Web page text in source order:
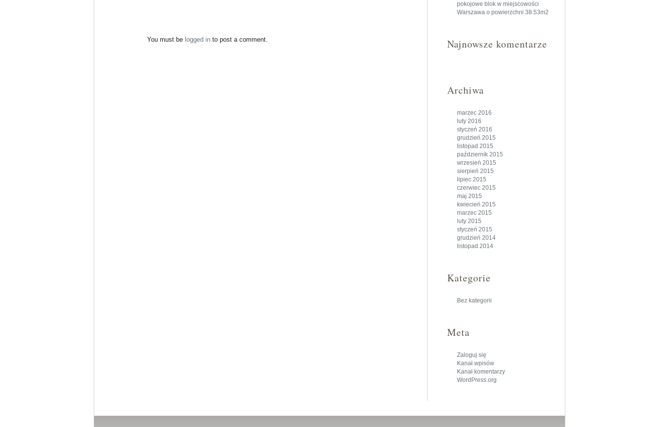
pokojowe blok w miejscowości
Warszawa o powierzchni 38.53m2
Najnowsze komentarze
Archiwa
marzec 2016
luty 2016
styczeń 2016
grudzień 2015
listopad 2015
październik 2015
wrzesień 2015
sierpień 2015
lipiec 2015
czerwiec 2015
maj 2015
kwiecień 2015
marzec 2015
luty 2015
styczeń 2015
grudzień 2014
listopad 2014
Kategorie
Bez kategorii
Meta
Zaloguj się
Kanał wpisów
Kanał komentarzy
WordPress.org
You must be logged in to post a comment.